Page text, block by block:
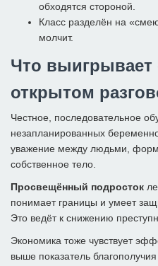
обходятся стороной.
Класс разделён на
молчит.
Что выигрывает
открытом
Честное, последовательное
незапланированных
уважение между людьми,
собственное тело.
Просвещённый подросток
понимает границы и умеет
Это ведёт к снижению
Эко­номика тоже чувствует
выше показатель